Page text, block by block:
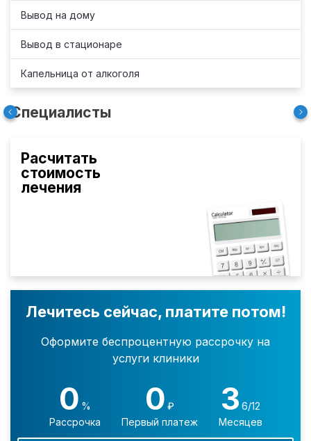
Вывод на дому
Вывод в стационаре
Капельница от алкоголя
Специалисты
Расчитать
стоимость
лечения
Лечитесь сейчас, платите потом!
Оформите беспроцентную рассрочку на
услуги клиники
0 %
Рассрочка
0 ₽
Первый платеж
3 6/12
Месяцев